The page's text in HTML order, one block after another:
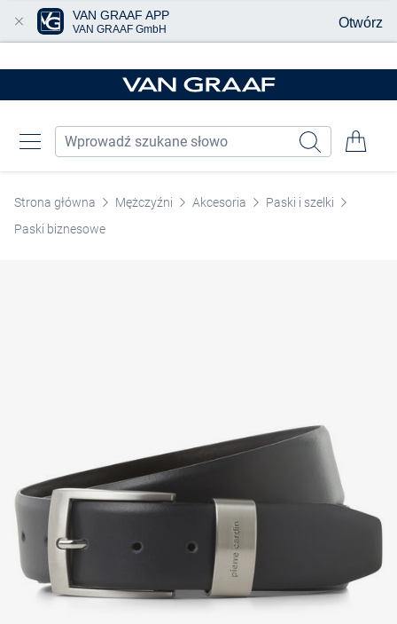
Strona główna Mężczyźni Akcesoria
Paski i szelki
Paski biznesowe
VAN GRAAF APP
VAN GRAAF GmbH Otwórz